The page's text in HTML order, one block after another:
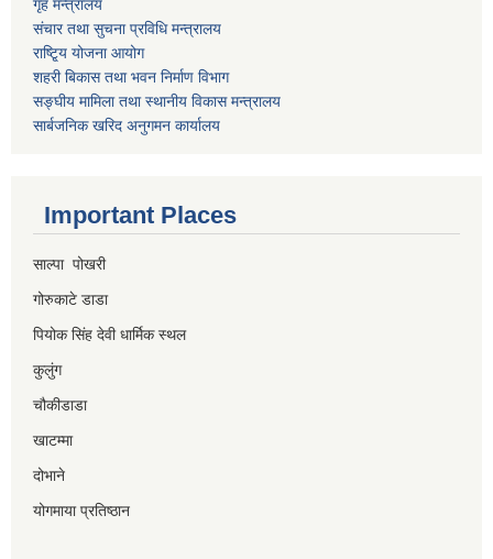
गृह मन्त्रालय
संचार तथा सुचना प्रविधि मन्त्रालय
राष्टि्ृय योजना आयोग
शहरी बिकास तथा भवन निर्माण विभाग
सङ्घीय मामिला तथा स्थानीय विकास मन्त्रालय
सार्बजनिक खरिद अनुगमन कार्यालय
Important Places
साल्पा पोखरी
गोरुकाटे डाडा
पियोक सिंह देवी धार्मिक स्थल
कुलुंग
चौकीडाडा
खाटम्मा
दोभाने
योगमाया प्रतिष्ठान